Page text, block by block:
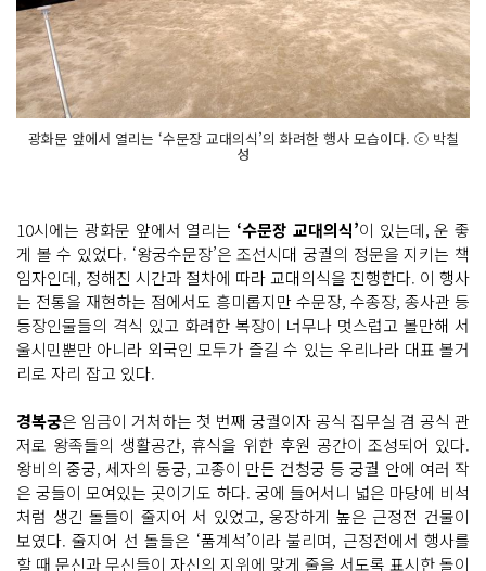
광화문 앞에서 열리는 ‘수문장 교대의식’의 화려한 행사 모습이다. ⓒ 박칠
성
10시에는 광화문 앞에서 열리는 ‘수문장 교대의식’이 있는데, 운 좋
게 볼 수 있었다. ‘왕궁수문장’은 조선시대 궁궐의 정문을 지키는 책
임자인데, 정해진 시간과 절차에 따라 교대의식을 진행한다. 이 행사
는 전통을 재현하는 점에서도 흥미롭지만 수문장, 수종장, 종사관 등
등장인물들의 격식 있고 화려한 복장이 너무나 멋스럽고 볼만해 서
울시민뿐만 아니라 외국인 모두가 즐길 수 있는 우리나라 대표 볼거
리로 자리 잡고 있다.
경복궁은 임금이 거처하는 첫 번째 궁궐이자 공식 집무실 겸 공식 관
저로 왕족들의 생활공간, 휴식을 위한 후원 공간이 조성되어 있다.
왕비의 중궁, 세자의 동궁, 고종이 만든 건청궁 등 궁궐 안에 여러 작
은 궁들이 모여있는 곳이기도 하다. 궁에 들어서니 넓은 마당에 비석
처럼 생긴 돌들이 줄지어 서 있었고, 웅장하게 높은 근정전 건물이
보였다. 줄지어 선 돌들은 ‘품계석’이라 불리며, 근정전에서 행사를
할 때 문신과 무신들이 자신의 지위에 맞게 줄을 서도록 표시한 돌이